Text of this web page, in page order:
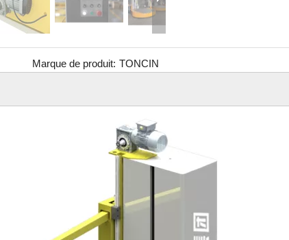
Marque de produit: TONCIN